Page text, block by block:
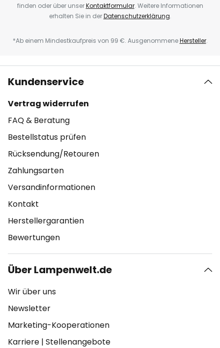
finden oder über unserKontaktformular. Weitere Informationen
erhalten Sie in derDatenschutzerklärung.
*Ab einem Mindestkaufpreis von 99 €. AusgenommeneHersteller.
Kundenservice
Vertrag widerrufen
FAQ & Beratung
Bestellstatus prüfen
Rücksendung/Retouren
Zahlungsarten
Versandinformationen
Kontakt
Herstellergarantien
Bewertungen
Über Lampenwelt.de
Wir über uns
Newsletter
Marketing-Kooperationen
Karriere | Stellenangebote